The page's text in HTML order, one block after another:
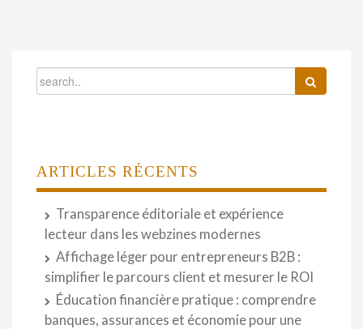
ARTICLES RÉCENTS
Transparence éditoriale et expérience
lecteur dans les webzines modernes
Affichage léger pour entrepreneurs B2B :
simplifier le parcours client et mesurer le ROI
Éducation financière pratique : comprendre
banques, assurances et économie pour une